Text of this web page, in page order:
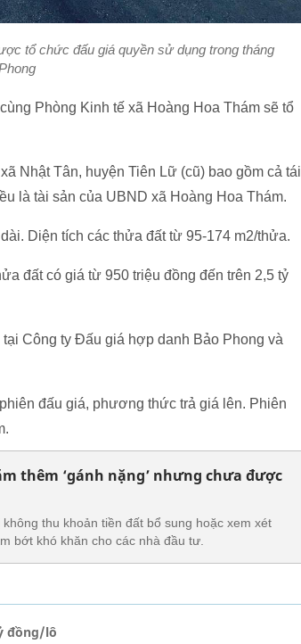
tổ chức đấu giá quyền sử dụng trong tháng
Phòng Kinh tế xã Hoàng Hoa Thám sẽ tổ
Nhật Tân, huyện Tiên Lữ (cũ) bao gồm cả tái
là tài sản của UBND xã Hoàng Hoa Thám.
Diện tích các thửa đất từ 95-174 m2/thửa.
đất có giá từ 950 triệu đồng đến trên 2,5 tỷ
Công ty Đấu giá hợp danh Bảo Phong và
đấu giá, phương thức trả giá lên. Phiên
thêm ‘gánh nặng’ nhưng chưa được
thu khoản tiền đất bổ sung hoặc xem xét
bớt khó khăn cho các nhà đầu tư.
đồng/lô